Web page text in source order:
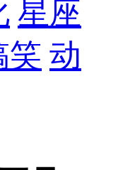
星座
笑 动